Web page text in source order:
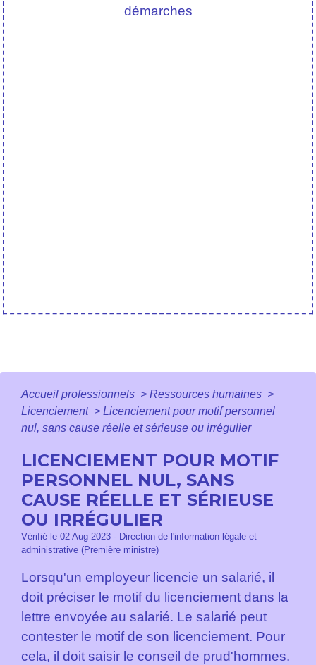
démarches
Accueil professionnels > Ressources humaines >
Licenciement > Licenciement pour motif personnel
nul, sans cause réelle et sérieuse ou irrégulier
LICENCIEMENT POUR MOTIF
PERSONNEL NUL, SANS
CAUSE RÉELLE ET SÉRIEUSE
OU IRRÉGULIER
Vérifié le 02 Aug 2023 - Direction de l'information légale et
administrative (Première ministre)
Lorsqu'un employeur licencie un salarié, il
doit préciser le motif du licenciement dans la
lettre envoyée au salarié. Le salarié peut
contester le motif de son licenciement. Pour
cela, il doit saisir le conseil de prud'hommes.